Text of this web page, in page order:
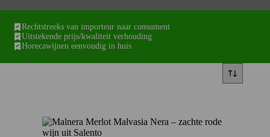
Rechtstreeks van importeur naar consument
Uitstekende prijs/kwaliteit verhouding
Horecawijnen eenvoudig in huis